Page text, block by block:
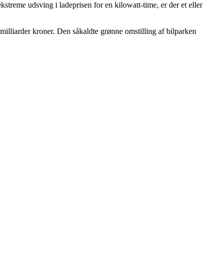
udsving i ladeprisen for en kilowatt-time, er der et eller
kroner. Den såkaldte grønne omstilling af bilparken